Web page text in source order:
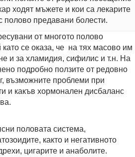
ходят мъжете и кои са лекарите
полово предавани болести.
от многото полово
се оказа, че на тях масово им
и за хламидия, сифилис и т.н. На
подробно ползите от редовно
възможните проблеми при
и какъв хормонален дисбаланс
половата система,
както и негативното
цигарите и анаболите.